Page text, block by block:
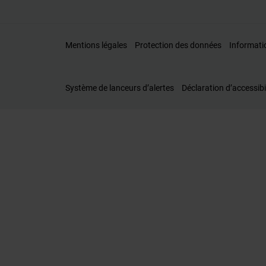
Mentions légales Protection des données
Système de lanceurs d’alertes Déclaration